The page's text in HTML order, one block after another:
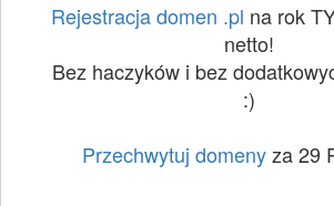
Rejestracja domen .pl na rok
netto!
Bez haczyków i bez
:)
Przechwytuj domenyza 29